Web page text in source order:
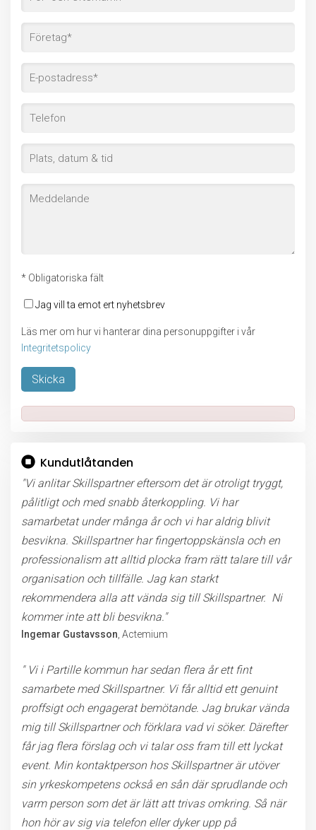
* Obligatoriska fält
Jag vill ta emot ert nyhetsbrev
Läs mer om hur vi hanterar dina personuppgifter i vår
Integritetspolicy
Lämna detta fält tomt.
Kundutlåtanden
"Vi anlitar Skillspartner eftersom det är otroligt tryggt,
pålitligt och med snabb återkoppling. Vi har
samarbetat under många år och vi har aldrig blivit
besvikna. Skillspartner har fingertoppskänsla och en
professionalism att alltid plocka fram rätt talare till vår
organisation och tillfälle. Jag kan starkt
rekommendera alla att vända sig till Skillspartner. Ni
kommer inte att bli besvikna."
Ingemar Gustavsson , Actemium
" Vi i Partille kommun har sedan flera år ett fint
samarbete med Skillspartner. Vi får alltid ett genuint
proffsigt och engagerat bemötande. Jag brukar vända
mig till Skillspartner och förklara vad vi söker. Därefter
får jag flera förslag och vi talar oss fram till ett lyckat
event. Min kontaktperson hos Skillspartner är utöver
sin yrkeskompetens också en sån där sprudlande och
varm person som det är lätt att trivas omkring. Så när
hon hör av sig via telefon eller dyker upp på